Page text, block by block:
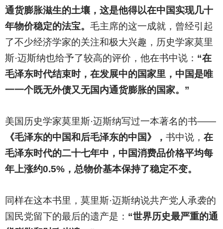
通货膨胀滋生的土壤，这是他得以在中国实现几十
年物价稳定的法宝。 毛主席的这一成就，曾经引起
了不少经济学家的关注和极大兴趣，历史学家莫里
斯·迈斯纳也给予了较高的评价，他在书中说： “在
毛泽东时代结束时，在发展中的国家里，中国是唯
一一个既无外债又无国内通货膨胀的国家。”
美国历史学家莫里斯·迈斯纳写过一本著名的书——
《毛泽东的中国和后毛泽东的中国》， 书中说， 在
毛泽东时代的二十七年中，中国消费品价格平均每
年上涨约0.5%，总物价基本保持了稳定不变。
同样在这本书里，莫里斯·迈斯纳说共产党人承袭的
国民党留下的最后的遗产是： “世界历史最严重的通